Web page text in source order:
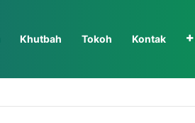
Khutbah Tokoh Kontak